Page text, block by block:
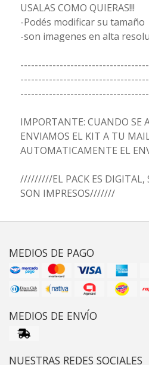
USALAS COMO QUIERAS!!!
-Podés modificar su tamaño
-son imagenes en alta
IMPORTANTE: CUANDO SE
ENVIAMOS EL KIT A TU
AUTOMATICAMENTE EL
/////////EL PACK ES DIGITAL,
SON IMPRESOS///////
MEDIOS DE PAGO
MEDIOS DE ENVÍO
NUESTRAS REDES SOCIALES